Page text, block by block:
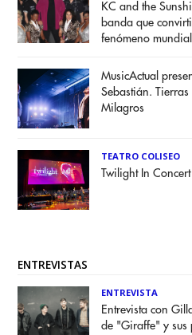
KC and the
banda que
fenómeno
MusicActual
Sebastián.
Milagros
TEATRO COLISEO
Twilight In
ENTREVISTAS
ENTREVISTA
Entrevista con
de "Giraffe" y sus